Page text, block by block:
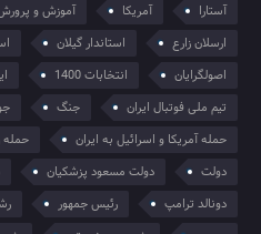
آستارا آمریکا آموزش و
ارسلان زارع
استاندار گیلان
اصولگرایان
انتخابات 1400
تیم ملی فوتبال ایران
جنگ
حمله آمریکا و اسرائیل به ایران
حمله
دولت
دولت مسعود پزشکیان
دونالد ترامپ
رئیس جمهور